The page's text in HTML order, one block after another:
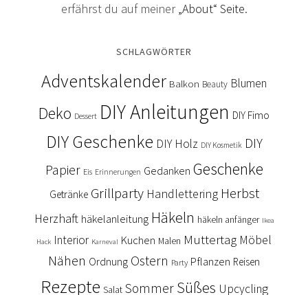
erfährst du auf meiner„About“ Seite.
SCHLAGWÖRTER
Adventskalender Balkon Beauty Blumen
Deko Dessert DIY Anleitungen DIY Fimo
DIY Geschenke DIY Holz DIY Kosmetik DIY
Papier Eis Erinnerungen Gedanken Geschenke
Getränke Grillparty Handlettering Herbst
Herzhaft häkelanleitung Häkeln häkeln anfänger Ikea
Hack Interior Karneval Kuchen Malen Muttertag Möbel
Nähen Ordnung Ostern Party Pflanzen Reisen
Rezepte Salat Sommer Süßes Upcycling